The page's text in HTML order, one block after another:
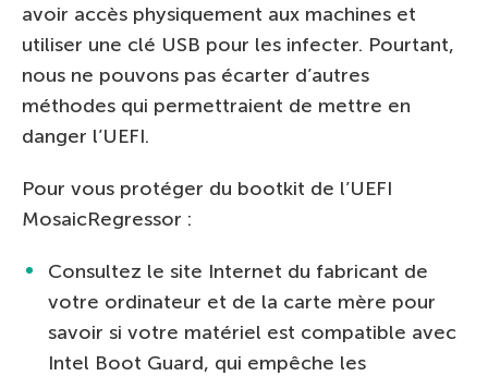
avoir accès physiquement aux machines et
utiliser une clé USB pour les infecter. Pourtant,
nous ne pouvons pas écarter d’autres
méthodes qui permettraient de mettre en
danger l’UEFI.
Pour vous protéger du bootkit de l’UEFI
MosaicRegressor :
Consultez le site Internet du fabricant de
votre ordinateur et de la carte mère pour
savoir si votre matériel est compatible avec
Intel Boot Guard, qui empêche les